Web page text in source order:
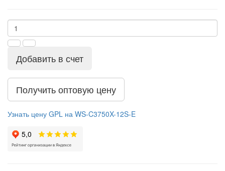
Добавить в счет
Получить оптовую цену
Узнать цену GPL на WS-C3750X-12S-E